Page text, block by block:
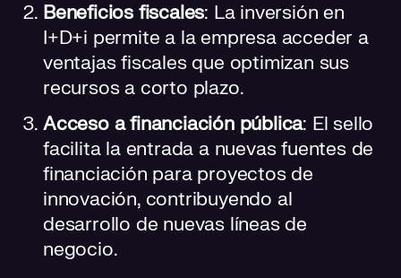
Beneficios fiscales: La inversión en
I+D+i permite a la empresa acceder a
ventajas fiscales que optimizan sus
recursos a corto plazo.
Acceso a financiación pública: El sello
facilita la entrada a nuevas fuentes de
financiación para proyectos de
innovación, contribuyendo al
desarrollo de nuevas líneas de
negocio.